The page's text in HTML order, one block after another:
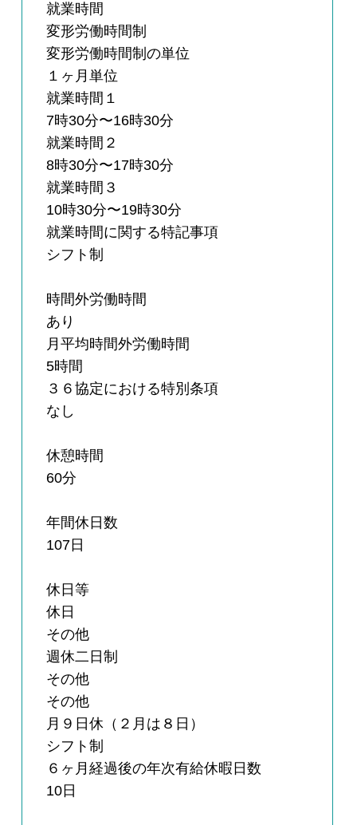
就業時間
変形労働時間制
変形労働時間制の単位
１ヶ月単位
就業時間１
7時30分〜16時30分
就業時間２
8時30分〜17時30分
就業時間３
10時30分〜19時30分
就業時間に関する特記事項
シフト制
時間外労働時間
あり
月平均時間外労働時間
5時間
３６協定における特別条項
なし
休憩時間
60分
年間休日数
107日
休日等
休日
その他
週休二日制
その他
その他
月９日休（２月は８日）
シフト制
６ヶ月経過後の年次有給休暇日数
10日